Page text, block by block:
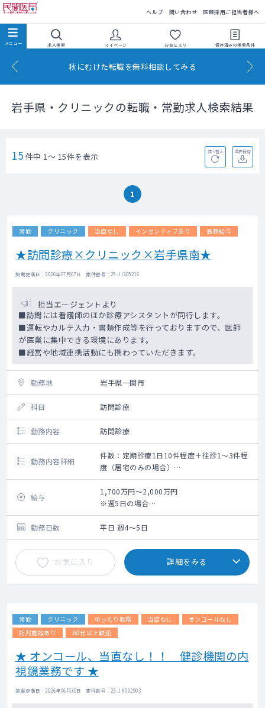
ヘルプ 問い合わせ 医師採用ご担当者様へ
求人検索 マイページ お気に入り 保存済みの検索条件
秋にむけた転職を無料相談してみる
岩手県・クリニックの転職・常勤求人検索結果
15 件中 1～ 15件を表示 並べ替え 条件保存
1
常勤 クリニック 当直なし インセンティブあり 高額給与
★訪問診療×クリニック×岩手県南★
掲載更新日 : 2026年07月07日 案件番号 : 25-JI305216
担当エージェントより
■訪問には看護師のほか診療アシスタントが同行します。
■運転やカルテ入力・書類作成等を行っておりますので、医師
が医業に集中できる環境にあります。
■経営や地域連携活動にも携わっていただきます。
勤務地 岩手県一関市
科目 訪問診療
勤務内容 訪問診療
勤務内容詳細
件数：定期診療1日10件程度＋往診1～3件程
度（居宅のみの場合）
東北を中心に全国で訪問診療クリニックを展
開している法人での訪問診療のご勤務です。
一関の診療所をメインにご勤務いただきま
す。
登米・栗原・大崎などで掛け持ち勤務いただ
く可能性がございます。
勤務内容：訪問診療中心
訪問診療先：居宅5割・施設5割
訪問件数：定期診療1日10件程度＋往診1～3
割合は30％程度
診療体制：3名（医師、看護師、診療アシスタ
※診察／治療に必要な物品の準備・運転・現
ますので、医師は診療・診察に集中できます
夜間待機：あり
給与
1,700万円～2,000万円
※週5日の場合
※週1回のオンコール待機・出動手当を含む
勤務日数
平日 週4～5日
お気に入り 詳細をみる
常勤 クリニック ゆったり勤務 当直なし
オンコールなし
託児施設あり
60代以上歓迎
★ オンコール、当直なし！！ 健診機関の内
視鏡業務です ★
掲載更新日 : 2026年06月30日 案件番号 : 23-JK002903